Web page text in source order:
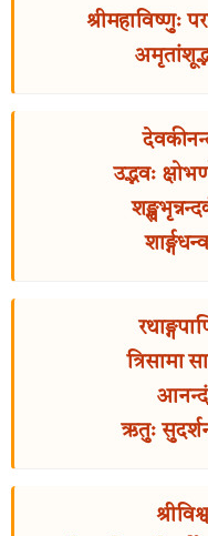
श्रीमहाविष्णुः
उद्भवः
त्रिसामा
आनन्दं
ऋतुः